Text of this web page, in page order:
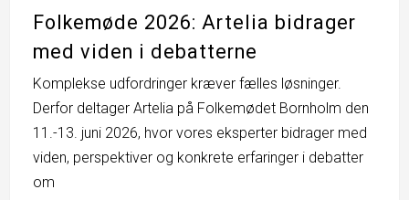
Folkemøde 2026: Artelia bidrager
med viden i debatterne
Komplekse udfordringer kræver fælles løsninger.
Derfor deltager Artelia på Folkemødet Bornholm den
11.-13. juni 2026, hvor vores eksperter bidrager med
viden, perspektiver og konkrete erfaringer i debatter
om